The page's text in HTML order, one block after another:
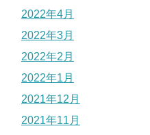
2022年4月
2022年3月
2022年2月
2022年1月
2021年12月
2021年11月